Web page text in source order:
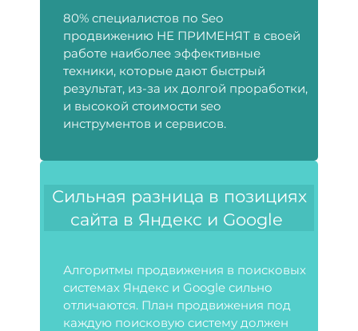
80% специалистов по Seo
продвижению НЕ ПРИМЕНЯТ в своей
работе наиболее эффективные
техники, которые дают быстрый
результат, из-за их долгой проработки,
и высокой стоимости seo
инструментов и сервисов.
Сильная разница в позициях
сайта в Яндекс и Google
Алгоритмы продвижения в поисковых
системах Яндекс и Google сильно
отличаются. План продвижения под
каждую поисковую систему должен